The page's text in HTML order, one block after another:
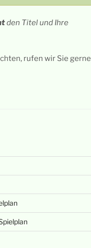
den Titel und Ihre
rufen wir Sie gerne